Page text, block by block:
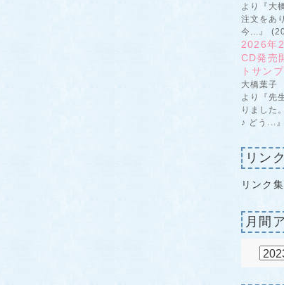
より『大
注文をあ
今...』
2026年
CD発売
トサン
大橋葉子
より『先
りました
♪ どう...
リン
リンク
月間